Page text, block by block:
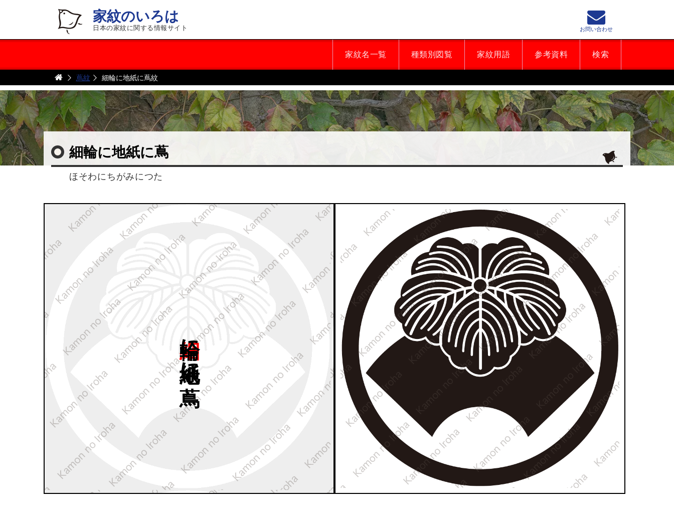
家紋のいろは
日本の家紋に関する情報サイト
家紋名一覧 種類別図覧 家紋用語 参考資料 検索
お問い合わせ
蔦紋 細輪に地紙に蔦紋
細輪に地紙に蔦
ほそわにちがみにつた
蔦